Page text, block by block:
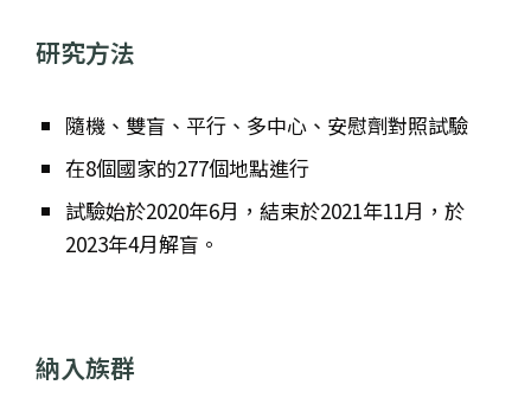
研究方法
隨機、雙盲、平行、多中心、安慰劑對照試驗
在8個國家的277個地點進行
試驗始於2020年6月，結束於2021年11月，於
2023年4月解盲。
納入族群